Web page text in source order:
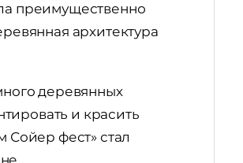
преимущественно
архитектура
деревянных
и красить
Сойер фест» стал